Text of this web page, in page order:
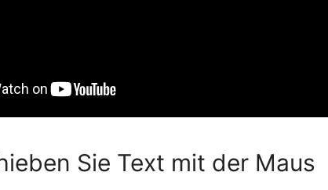
Sie Text mit der Maus